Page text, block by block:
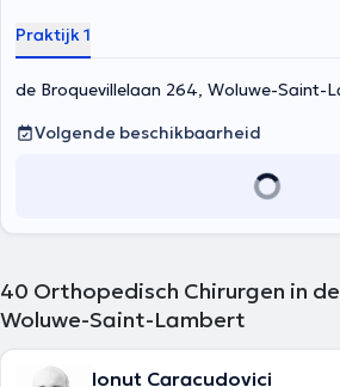
Praktijk 1
de Broquevillelaan 264, Woluwe-Saint-
Volgende beschikbaarheid
40 Orthopedisch Chirurgen in
Woluwe-Saint-Lambert
Ionut Caracudovici